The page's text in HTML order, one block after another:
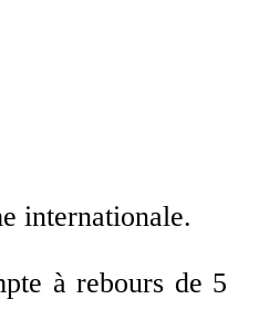
internationale.
à rebours de 5